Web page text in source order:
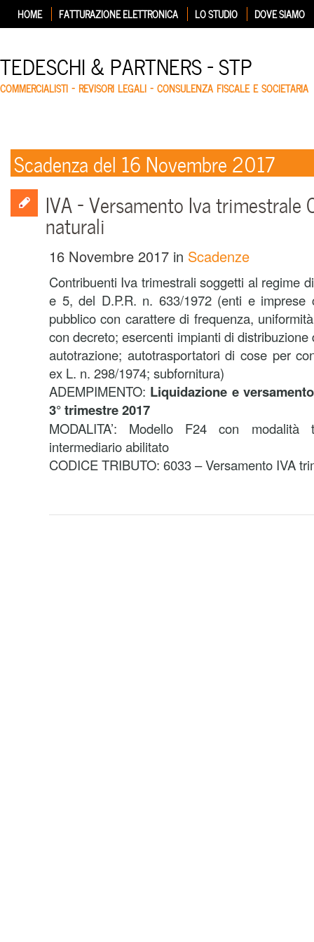
HOME FATTURAZIONE ELETTRONICA LO STUDIO DOVE SIAMO
TEDESCHI & PARTNERS – STP
COMMERCIALISTI – REVISORI LEGALI – CONSULENZA FISCALE E SOCIETARIA
Scadenza del 16 Novembre 2017
IVA – Versamento Iva trimestrale
naturali
16 Novembre 2017 in Scadenze
Contribuenti Iva trimestrali soggetti al regime
e 5, del D.P.R. n. 633/1972 (enti e imprese
pubblico con carattere di frequenza,
con decreto; esercenti impianti di
autotrazione; autotrasportatori di cose per
ex L. n. 298/1974; subfornitura)
ADEMPIMENTO: Liquidazione e
3° trimestre 2017
MODALITA’: Modello F24 con modalità
intermediario abilitato
CODICE TRIBUTO: 6033 – Versamento IVA